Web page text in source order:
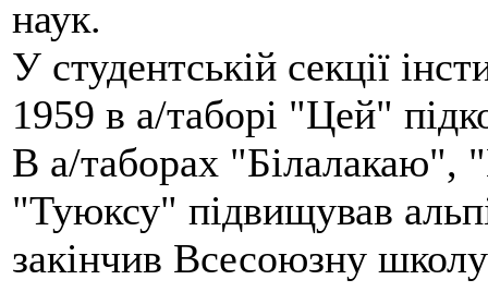
наук.
У студентській секції
1959 в а/таборі "Цей"
В а/таборах "Білалакаю",
"Туюксу" підвищував
закінчив Всесоюзну